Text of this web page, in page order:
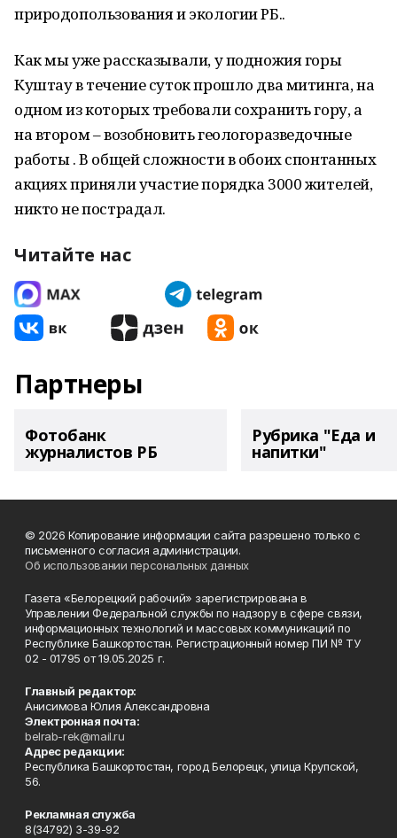
природопользования и экологии РБ..
Как мы уже рассказывали, у подножия горы
Куштау в течение суток прошло два митинга, на
одном из которых требовали сохранить гору, а
на втором – возобновить геологоразведочные
работы . В общей сложности в обоих спонтанных
акциях приняли участие порядка 3000 жителей,
никто не пострадал.
Читайте нас
Партнеры
Фотобанк
журналистов РБ
Рубрика "Еда и
напитки"
© 2026 Копирование информации сайта разрешено только с
письменного согласия администрации.
Об использовании персональных данных
Газета «Белорецкий рабочий» зарегистрирована в
Управлении Федеральной службы по надзору в сфере связи,
информационных технологий и массовых коммуникаций по
Республике Башкортостан. Регистрационный номер ПИ № ТУ
02 - 01795 от 19.05.2025 г.
Главный редактор:
Анисимова Юлия Александровна
Электронная почта:
belrab-rek@mail.ru
Адрес редакции:
Республика Башкортостан, город Белорецк, улица Крупской,
56.
Рекламная служба
8(34792) 3-39-92